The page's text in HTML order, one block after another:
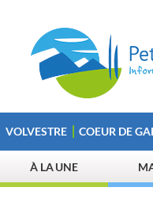
VOLVESTRE COEUR DE
À LA UNE